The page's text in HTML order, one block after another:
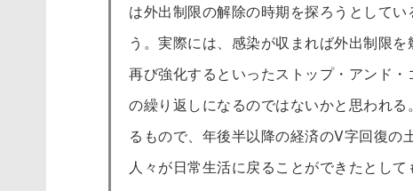
は外出制限の解除の時期を探ろうとして
う。実際には、感染が収まれば外出制限
再び強化するといったストップ・アンド
の繰り返しになるのではないかと思われ
るもので、年後半以降の経済のV字回復
人々が日常生活に戻ることができたとし